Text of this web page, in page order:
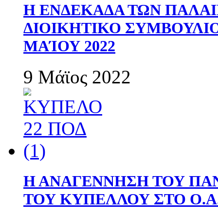
Η ΕΝΔΕΚΑΔΑ ΤΩΝ
ΔΙΟΙΚΗΤΙΚΟ
ΜΑΊΟΥ 2022
9 Μάϊος 2022
Η ΑΝΑΓΕΝΝΗΣΗ ΤΟΥ
ΤΟΥ ΚΥΠΕΛΛΟΥ ΣΤΟ